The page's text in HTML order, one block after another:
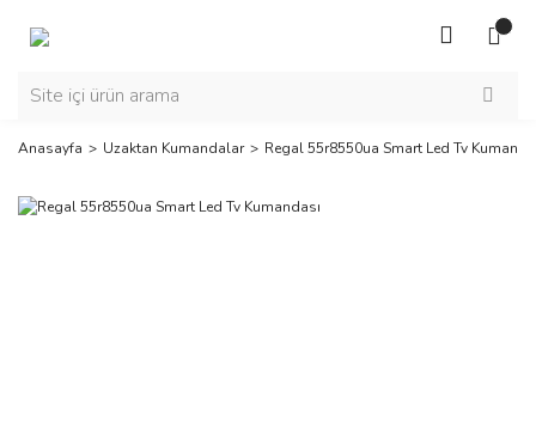
Anasayfa Uzaktan Kumandalar Regal 55r8550ua Smart Led Tv